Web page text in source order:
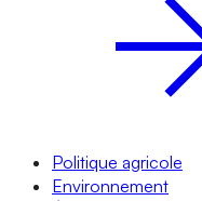
Politique agricole
Environnement